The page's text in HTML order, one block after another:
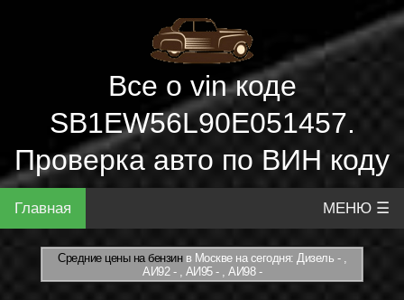
Все о vin коде
SB1EW56L90E051457.
Проверка авто по ВИН коду
Главная МЕНЮ ☰
Средние цены на бензинв Москве на сегодня: Дизель - ,
АИ92 - , АИ95 - , АИ98 -